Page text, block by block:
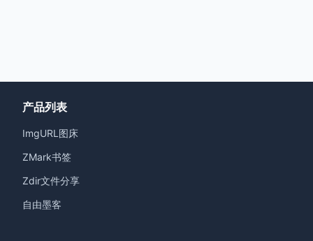
产品列表
ImgURL图床
ZMark书签
Zdir文件分享
自由墨客